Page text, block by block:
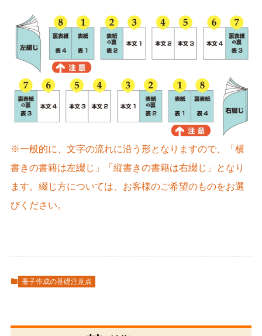
※一般的に、文字の流れに沿う形となりますので、「横
書きの書籍は左綴じ」「縦書きの書籍は右綴じ」となり
ます。綴じ方については、お客様のご希望のものをお選
びください。
冊子作成の基礎注意点